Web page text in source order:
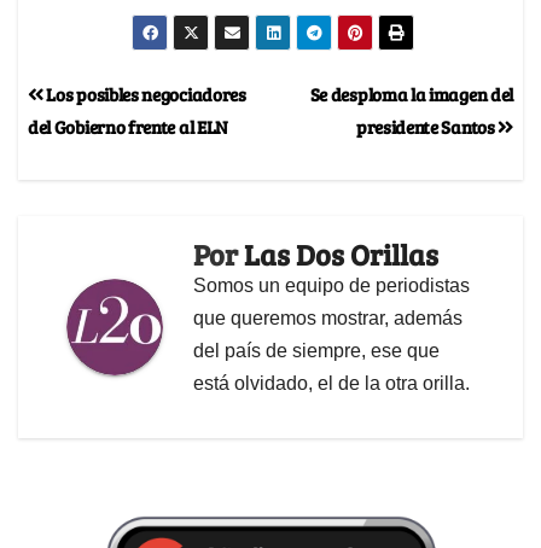
Se desploma la imagen del
presidente Santos
Los posibles negociadores
del Gobierno frente al ELN
PorLas Dos Orillas
Somos un equipo de periodistas
que queremos mostrar, además
del país de siempre, ese que
está olvidado, el de la otra orilla.